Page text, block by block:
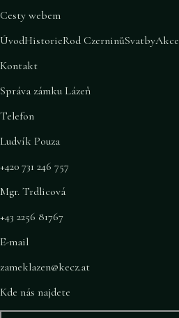
Cesty webem
ÚvodHistorieRod CzerninůSvatbyAkce
Kontakt
Správa zámku Lázeň
Telefon
Ludvík Pouza
+420 731 246 757
Mgr. Trdlicová
+43 2256 81767
E-mail
zameklazen@kecz.at
Kde nás najdete